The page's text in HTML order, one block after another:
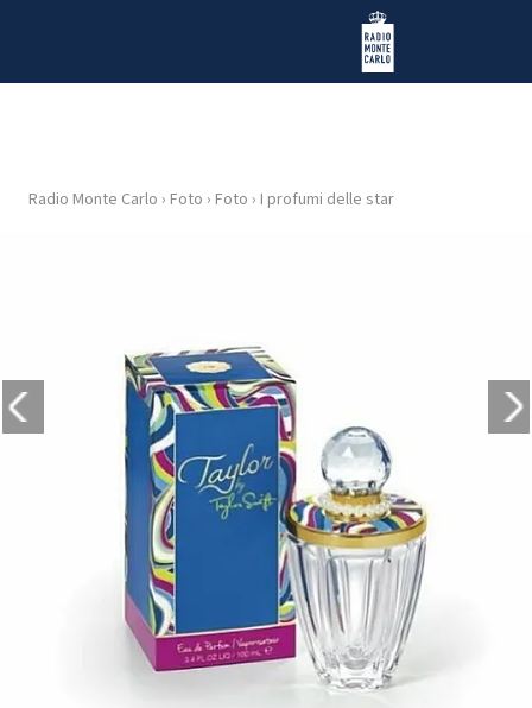
Radio Monte Carlo
HOME
PLAYLIST
CONCORSI
Radio Monte Carlo › Foto › Foto › I profumi delle star